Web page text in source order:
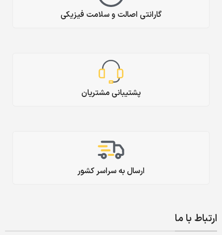
گارانتی اصالت و سلامت فیزیکی
پشتیبانی مشتریان
ارسال به سراسر کشور
ارتباط با ما